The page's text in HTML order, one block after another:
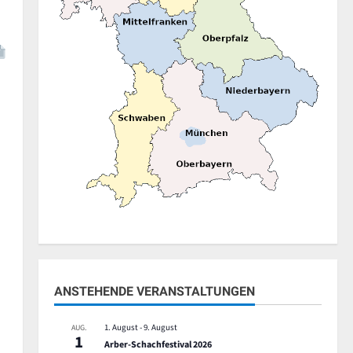
ANSTEHENDE VERANSTALTUNGEN
AUG.
1
1. August-9. August
Arber-Schachfestival 2026